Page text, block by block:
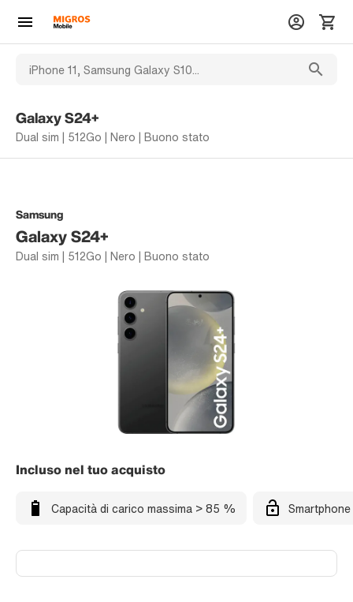
Galaxy S24+
Dual sim | 512Go | Nero | Buono stato
Samsung
Galaxy S24+
Dual sim | 512Go | Nero | Buono stato
Incluso nel tuo acquisto
Capacità di carico massima > 85 %